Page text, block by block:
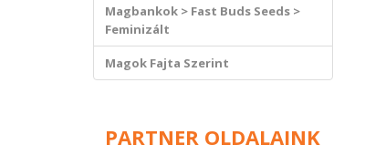
Magbankok > Fast Buds Seeds >
Feminizált
Magok Fajta Szerint
PARTNER OLDALAINK